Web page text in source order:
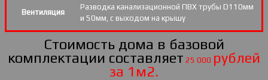
Вентиляция
Разводка канализационной ПВХ трубы D110мм
и 50мм, с выходом на крышу
Стоимость дома в базовой
комплектации составляет 25 000 рублей
за 1м2.